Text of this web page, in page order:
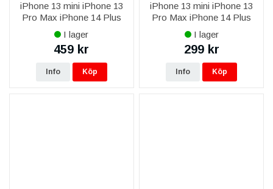
iPhone 13 mini iPhone 13
Pro Max iPhone 14 Plus
iPhone 14 Pro Max iPhone
15 Plus iPhone 15 Pro Max
iPhone 16 Plus iPhone 16
Pro
I lager
459 kr
Info Köp
iPhone 13 mini iPhone 13
Pro Max iPhone 14 Plus
iPhone 14 Pro Max iPhone
15 Plus iPhone 15 Pro Max
iPhone 16 Plus iPhone 16
Pro
I lager
299 kr
Info Köp